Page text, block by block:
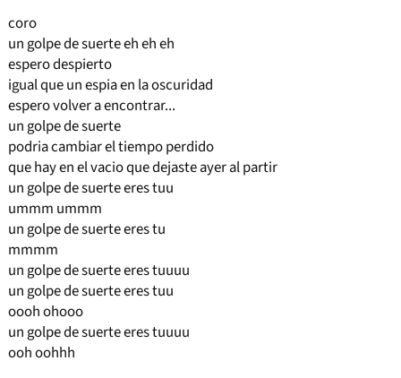
coro
un golpe de suerte eh eh eh
espero despierto
igual que un espia en la oscuridad
espero volver a encontrar...
un golpe de suerte
podria cambiar el tiempo perdido
que hay en el vacio que dejaste ayer al partir
un golpe de suerte eres tuu
ummm ummm
un golpe de suerte eres tu
mmmm
un golpe de suerte eres tuuuu
un golpe de suerte eres tuu
oooh ohooo
un golpe de suerte eres tuuuu
ooh oohhh